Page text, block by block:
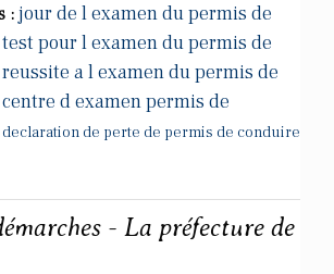
: jour de l examen du permis de
test pour l examen du permis de
reussite a l examen du permis de
centre d examen permis de
declaration de perte de permis de conduire
- La préfecture de